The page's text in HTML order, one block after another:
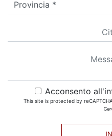
Acconsento
This site is protected by